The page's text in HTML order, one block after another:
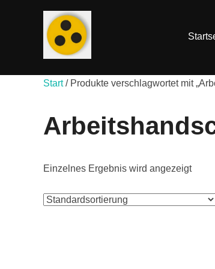
Start/ Produkte verschlagwortet mit
Einzelnes Ergebnis wird angezeigt